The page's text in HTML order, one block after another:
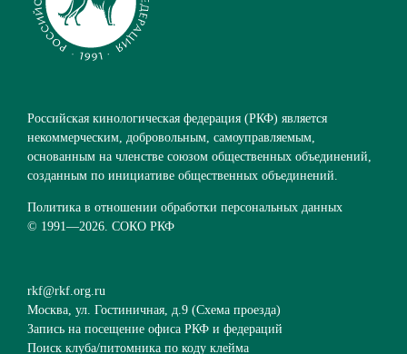
Российская кинологическая федерация (РКФ) является
некоммерческим, добровольным, самоуправляемым,
основанным на членстве союзом общественных объединений,
созданным по инициативе общественных объединений.
Политика в отношении обработки персональных данных
© 1991—2026. СОКО РКФ
rkf@rkf.org.ru
Москва, ул. Гостиничная, д.9 (Схема проезда)
Запись на посещение офиса РКФ и федераций
Поиск клуба/питомника по коду клейма